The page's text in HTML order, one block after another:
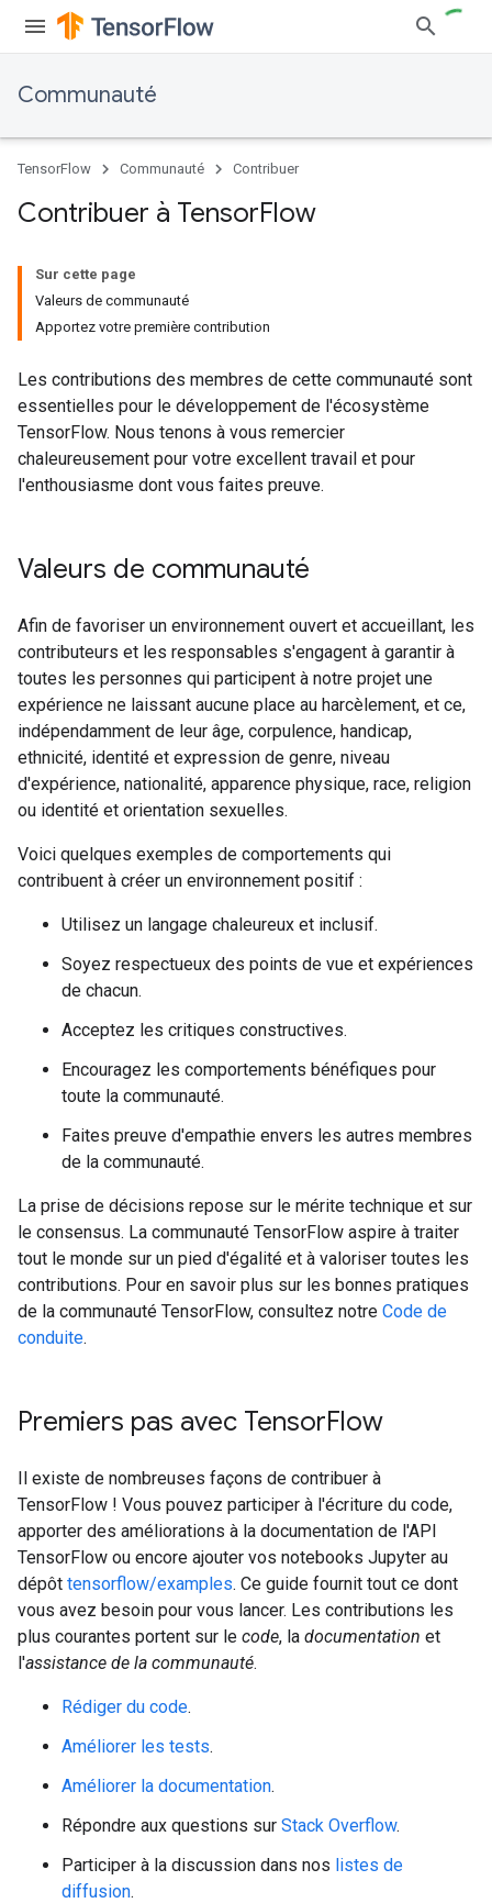
Communauté
TensorFlow Communauté Contribuer
Contribuer à TensorFlow
Sur cette page
Valeurs de communauté
Apportez votre première contribution
Les contributions des membres de cette communauté sont
essentielles pour le développement de l'écosystème
TensorFlow. Nous tenons à vous remercier
chaleureusement pour votre excellent travail et pour
l'enthousiasme dont vous faites preuve.
Valeurs de communauté
Afin de favoriser un environnement ouvert et accueillant, les
contributeurs et les responsables s'engagent à garantir à
toutes les personnes qui participent à notre projet une
expérience ne laissant aucune place au harcèlement, et ce,
indépendamment de leur âge, corpulence, handicap,
ethnicité, identité et expression de genre, niveau
d'expérience, nationalité, apparence physique, race, religion
ou identité et orientation sexuelles.
Voici quelques exemples de comportements qui
contribuent à créer un environnement positif :
Utilisez un langage chaleureux et inclusif.
Soyez respectueux des points de vue et expériences
de chacun.
Acceptez les critiques constructives.
Encouragez les comportements bénéfiques pour
toute la communauté.
Faites preuve d'empathie envers les autres membres
de la communauté.
La prise de décisions repose sur le mérite technique et sur
le consensus. La communauté TensorFlow aspire à traiter
tout le monde sur un pied d'égalité et à valoriser toutes les
contributions. Pour en savoir plus sur les bonnes pratiques
de la communauté TensorFlow, consultez notre Code de
conduite.
Premiers pas avec TensorFlow
Il existe de nombreuses façons de contribuer à
TensorFlow ! Vous pouvez participer à l'écriture du code,
apporter des améliorations à la documentation de l'API
TensorFlow ou encore ajouter vos notebooks Jupyter au
dépôt tensorflow/examples. Ce guide fournit tout ce dont
vous avez besoin pour vous lancer. Les contributions les
plus courantes portent sur le code, la documentation et
l'assistance de la communauté.
Rédiger du code.
Améliorer les tests.
Améliorer la documentation.
Répondre aux questions sur Stack Overflow.
Participer à la discussion dans nos listes de
diffusion.